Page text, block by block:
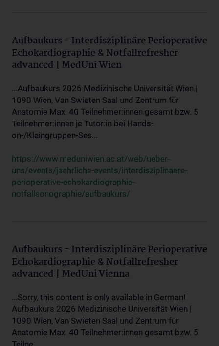
Aufbaukurs - Interdisziplinäre Perioperative
Echokardiographie & Notfallrefresher
advanced | MedUni Wien
...Aufbaukurs 2026 Medizinische Universität Wien |
1090 Wien, Van Swieten Saal und Zentrum für
Anatomie Max. 40 Teilnehmer:innen gesamt bzw. 5
Teilnehmer:innen je Tutor:in bei Hands-
on-/Kleingruppen-Ses...
https://www.meduniwien.ac.at/web/ueber-
uns/events/jaehrliche-events/interdisziplinaere-
perioperative-echokardiographie-
notfallsonographie/aufbaukurs/
Aufbaukurs - Interdisziplinäre Perioperative
Echokardiographie & Notfallrefresher
advanced | MedUni Vienna
...Sorry, this content is only available in German!
Aufbaukurs 2026 Medizinische Universität Wien |
1090 Wien, Van Swieten Saal und Zentrum für
Anatomie Max. 40 Teilnehmer:innen gesamt bzw. 5
Teilne...